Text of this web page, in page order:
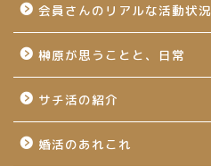
会員さんのリアルな活動状況
榊原が思うことと、日常
サチ活の紹介
婚活のあれこれ